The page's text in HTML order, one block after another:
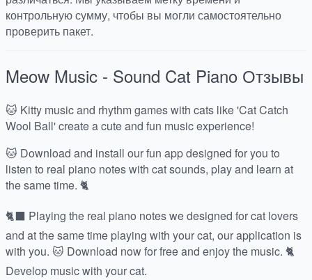
контрольную сумму, чтобы вы могли самостоятельно
проверить пакет.
Meow Music - Sound Cat Piano Отзывы
🐱 Kitty music and rhythm games with cats like 'Cat Catch
Wool Ball' create a cute and fun music experience!
🐱 Download and install our fun app designed for you to
listen to real piano notes with cat sounds, play and learn at
the same time. 🐈
🐈⬛ Playing the real piano notes we designed for cat lovers
and at the same time playing with your cat, our application is
with you. 🐱 Download now for free and enjoy the music. 🐈
Develop music with your cat.